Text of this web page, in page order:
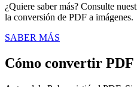
¿Quiere saber más? Consulte
la conversión de PDF a imágenes.
SABER MÁS
Cómo convertir PDF